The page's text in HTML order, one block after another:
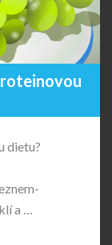
dietu?
a …